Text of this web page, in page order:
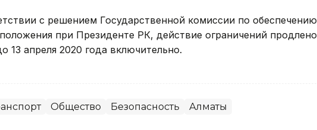
с решением Государственной комиссии по обеспечению
при Президенте РК, действие ограничений продлено
13 апреля 2020 года включительно.
Общество Безопасность Алматы